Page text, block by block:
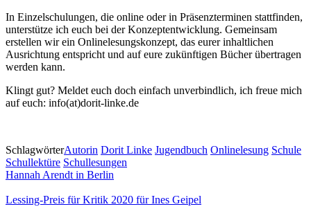
In Einzelschulungen, die online oder in Präsenzterminen stattfinden,
unterstütze ich euch bei der Konzeptentwicklung. Gemeinsam
erstellen wir ein Onlinelesungskonzept, das eurer inhaltlichen
Ausrichtung entspricht und auf eure zukünftigen Bücher übertragen
werden kann.
Klingt gut? Meldet euch doch einfach unverbindlich, ich freue mich
auf euch: info(at)dorit-linke.de
SchlagwörterAutorin Dorit Linke Jugendbuch Onlinelesung Schule
Schullektüre Schullesungen
Hannah Arendt in Berlin
Lessing-Preis für Kritik 2020 für Ines Geipel